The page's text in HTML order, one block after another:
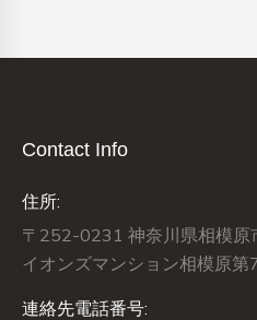
Contact Info
住所:
〒252-0231 神奈川県相模
イオンズマンション相模原
連絡先電話番号: